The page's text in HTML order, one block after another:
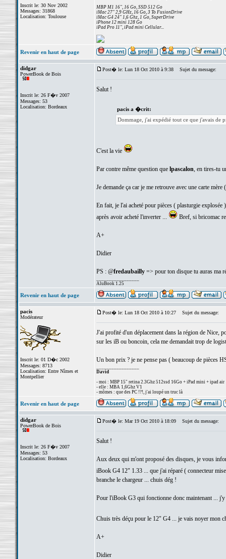
Inscrit le: 30 Nov 2002
Messages: 31868
Localisation: Toulouse
MBP M1 16", 16 Go, SSD 512 Go
iMac 27" 2,9 GHz, 16 Go, 3 To FusionDrive
iMac G4 24" 1,6 Ghz, 1 Go, SuperDrive
iPhone 12 mini 128 Go
iPad Pro 11", iPad mini Cellular...
Revenir en haut de page
didgar
PowerBook de Bois
Inscrit le: 26 F�v 2007
Messages: 53
Localisation: Bordeaux
Post� le: Lun 18 Oct 2010 à 9:38 Sujet du message:
Salut !
pacis a �crit:
Dommage, j'ai expédié tout ce que j'avais de
C'est la vie
Par contre même question que lpascalon, en tires-tu
Je demande ça car je me retrouve avec une carte
En fait, je l'ai acheté pour pièces ( plasturgie
après avoir acheté l'inverter ...
Bref, si bricomac
A+
Didier
PS : @fredaubailly=> pour ton disque tu auras ma
AluBook 1.25
Revenir en haut de page
pacis
Modérateur
Inscrit le: 01 D�c 2002
Messages: 8713
Localisation: Entre Nîmes et
Montpellier
Post� le: Lun 18 Oct 2010 à 10:27 Sujet du message:
J'ai profité d'un déplacement dans la région de Nice,
sur les iB ou boncoin, cela me demandait trop de
Un bon prix ? je ne pense pas ( beaucoup de pièces
David
- moi : MBP 15" retina 2.3Ghz 512ssd 16Go + iPad mini + ipad air
- elle : MBA 1,6Ghz V1
- mômes : que des PC !?!, j'ai loupé un truc là
Revenir en haut de page
didgar
PowerBook de Bois
Inscrit le: 26 F�v 2007
Messages: 53
Localisation: Bordeaux
Post� le: Mar 19 Oct 2010 à 18:09 Sujet du message:
Salut !
Aux deux qui m'ont proposé des disques, je vous
iBook G4 12" 1.33 ... que j'ai réparé ( connecteur
branche le chargeur ... chuis dég !
Pour l'iBook G3 qui fonctionne donc maintenant ...
Chuis très déçu pour le 12" G4 ... je vais noyer mon
A+
Didier